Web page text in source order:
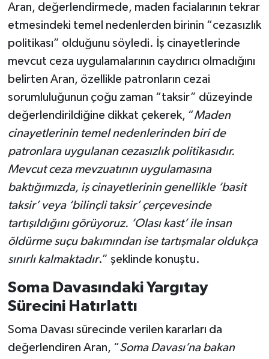
Aran, değerlendirmede, maden facialarının tekrar
etmesindeki temel nedenlerden birinin “cezasızlık
politikası” olduğunu söyledi. İş cinayetlerinde
mevcut ceza uygulamalarının caydırıcı olmadığını
belirten Aran, özellikle patronların cezai
sorumluluğunun çoğu zaman “taksir” düzeyinde
değerlendirildiğine dikkat çekerek, “Maden
cinayetlerinin temel nedenlerinden biri de
patronlara uygulanan cezasızlık politikasıdır.
Mevcut ceza mevzuatının uygulamasına
baktığımızda, iş cinayetlerinin genellikle ‘basit
taksir’ veya ‘bilinçli taksir’ çerçevesinde
tartışıldığını görüyoruz. ‘Olası kast’ ile insan
öldürme suçu bakımından ise tartışmalar oldukça
sınırlı kalmaktadır.” şeklinde konuştu.
Soma Davasındaki Yargıtay
Sürecini Hatırlattı
Soma Davası sürecinde verilen kararları da
değerlendiren Aran, “Soma Davası’na bakan